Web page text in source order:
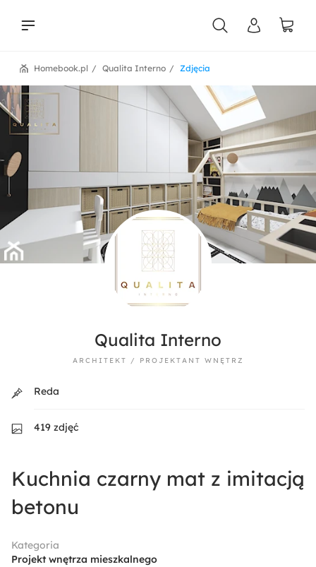
Zdjęcia
Qualita Interno
Homebook.pl
Qualita Interno
ARCHITEKT / PROJEKTANT WNĘTRZ
Reda
419 zdjęć
Kuchnia czarny mat z imitacją
betonu
Kategoria
Projekt wnętrza mieszkalnego